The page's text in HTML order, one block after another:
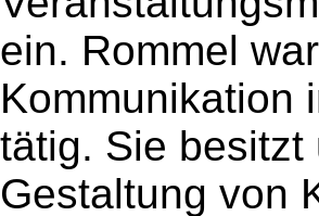
ein. Rommel
Kommunikation
tätig. Sie besitzt
Gestaltung von